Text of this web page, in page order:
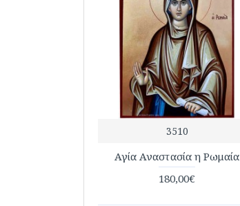
3510
Αγία Αναστασία η Ρωμαία
180,00€